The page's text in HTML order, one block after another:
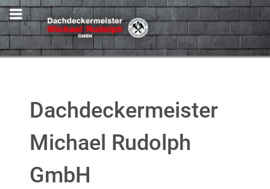
Dachdeckermeister
Michael Rudolph
GmbH